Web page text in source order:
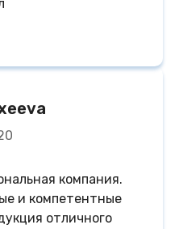
компания.
и компетентные
отличного